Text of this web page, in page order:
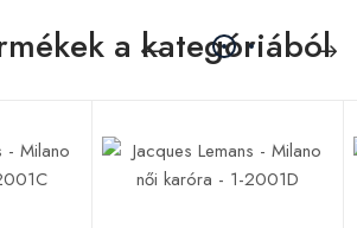
a kategóriából